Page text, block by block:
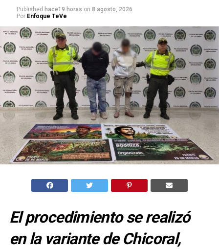
Published hace19 horas on 8 agosto, 2026
Por Enfoque TeVe
El procedimiento se realizó
en la variante de Chicoral,